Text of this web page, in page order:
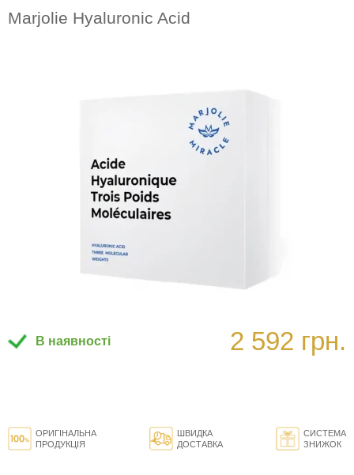
Marjolie Hyaluronic Acid
В наявності 2 592 грн.
ОРИГІНАЛЬНА
ПРОДУКЦІЯ
ШВИДКА
ДОСТАВКА
СИСТЕМА
ЗНИЖОК